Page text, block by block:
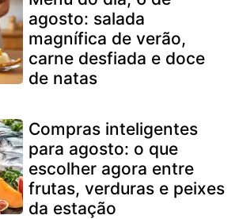
agosto: salada
magnífica de verão,
carne desfiada e doce
de natas
Compras inteligentes
para agosto: o que
escolher agora entre
frutas, verduras e peixes
da estação